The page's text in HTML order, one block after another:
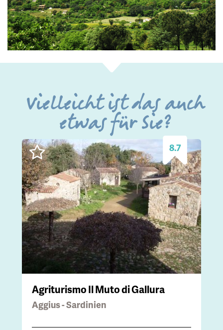
Vielleicht ist das auch
etwas für Sie?
8.7
Agriturismo Il Muto di Gallura
Aggius - Sardinien